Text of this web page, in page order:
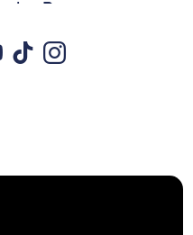
Braga
of
Inês Viterbo.